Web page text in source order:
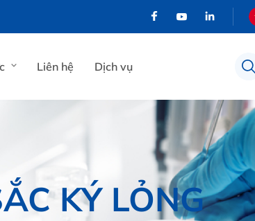
Liên hệ Dịch vụ
KÝ LỎNG